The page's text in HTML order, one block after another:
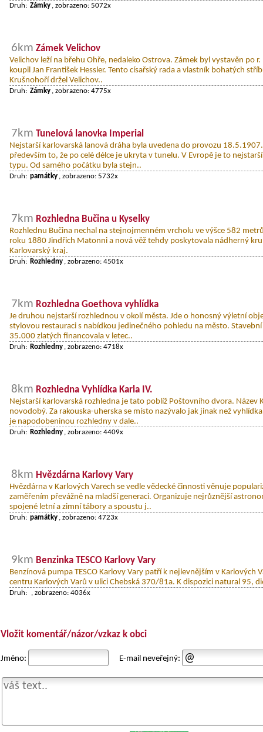
Druh: Zámky , zobrazeno: 5072x
6km Zámek Velichov
Velichov leží na břehu Ohře, nedaleko Ostrova. Zámek byl vystavěn po
koupil Jan František Hessler. Tento císařský rada a vlastník bohatých
Krušnohoří držel Velichov..
Druh: Zámky , zobrazeno: 4775x
7km Tunelová lanovka Imperial
Nejstarší karlovarská lanová dráha byla uvedena do provozu
především to, že po celé délce je ukryta v tunelu. V Evropě je to
typu. Od samého počátku byla stejn..
Druh: památky , zobrazeno: 5732x
7km Rozhledna Bučina u Kyselky
Rozhlednu Bučina nechal na stejnojmenném vrcholu ve výšce 582
roku 1880 Jindřich Matonni a nová věž tehdy poskytovala nádherný
Karlovarský kraj.
Druh: Rozhledny , zobrazeno: 4501x
7km Rozhledna Goethova vyhlídka
Je druhou nejstarší rozhlednou v okolí města. Jde o honosný výletní
stylovou restauraci s nabídkou jedinečného pohledu na město.
35.000 zlatých financovala v letec..
Druh: Rozhledny , zobrazeno: 4718x
8km Rozhledna Vyhlídka Karla IV.
Nejstarší karlovarská rozhledna je tato poblíž Poštovního dvora. Název
novodobý. Za rakouska-uherska se místo nazývalo jak jinak než
je napodobeninou rozhledny v dale..
Druh: Rozhledny , zobrazeno: 4409x
8km Hvězdárna Karlovy Vary
Hvězdárna v Karlových Varech se vedle vědecké činnosti věnuje
zaměřením převážně na mladší generaci. Organizuje nejrůznější
spojené letní a zimní tábory a spoustu j..
Druh: památky , zobrazeno: 4723x
9km Benzinka TESCO Karlovy Vary
Benzínová pumpa TESCO Karlovy Vary patří k nejlevnějším v Karlových
centru Karlových Varů v ulici Chebská 370/81a. K dispozici natural 95,
Druh: , zobrazeno: 4036x
Vložit komentář/názor/vzkaz k obci
Jméno: E-mail neveřejný: